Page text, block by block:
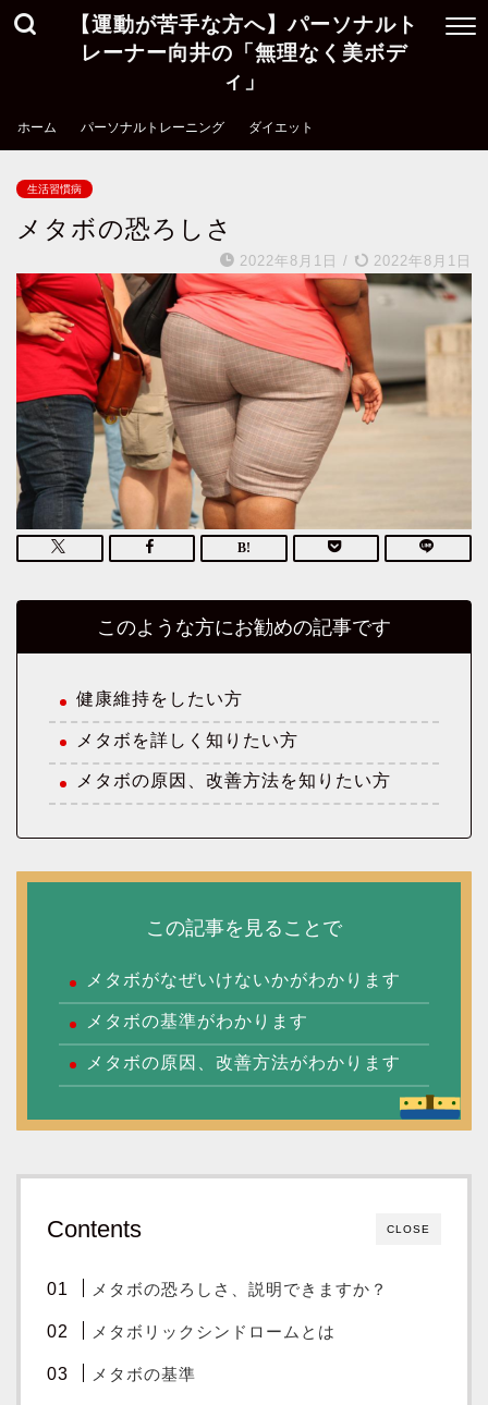
【運動が苦手な方へ】パーソナルト
レーナー向井の「無理なく美ボデ
ィ」
ホーム パーソナルトレーニング ダイエット
生活習慣病
メタボの恐ろしさ
2022年8月1日 / 2022年8月1日
このような方にお勧めの記事です
健康維持をしたい方
メタボを詳しく知りたい方
メタボの原因、改善方法を知りたい方
この記事を見ることで
メタボがなぜいけないかがわかります
メタボの基準がわかります
メタボの原因、改善方法がわかります
CLOSE
Contents
メタボの恐ろしさ、説明できますか？
メタボリックシンドロームとは
メタボの基準